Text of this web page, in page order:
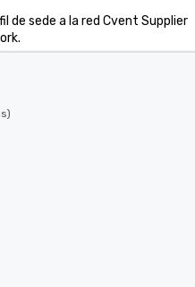
de sede a la red Cvent Supplier